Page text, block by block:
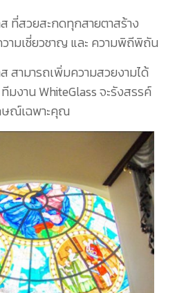
ที่สวยสะกดทุกสายตาสร้าง
ามเชี่ยวชาญ และ ความพิถีพิถัน
สามารถเพิ่มความสวยงามได้
มงาน WhiteGlass จะรังสรรค์
ษณ์เฉพาะคุณ